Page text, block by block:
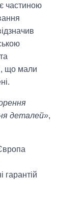
частиною
що мали
деталей»,
гарантій